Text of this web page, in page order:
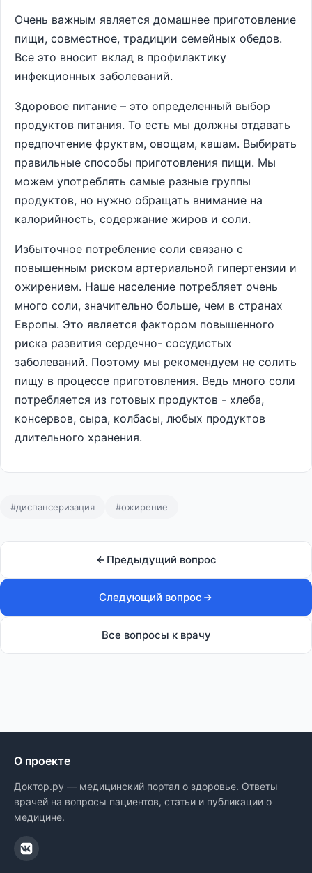
Очень важным является домашнее приготовление
пищи, совместное, традиции семейных обедов.
Все это вносит вклад в профилактику
инфекционных заболеваний.
Здоровое питание – это определенный выбор
продуктов питания. То есть мы должны отдавать
предпочтение фруктам, овощам, кашам. Выбирать
правильные способы приготовления пищи. Мы
можем употреблять самые разные группы
продуктов, но нужно обращать внимание на
калорийность, содержание жиров и соли.
Избыточное потребление соли связано с
повышенным риском артериальной гипертензии и
ожирением. Наше население потребляет очень
много соли, значительно больше, чем в странах
Европы. Это является фактором повышенного
риска развития сердечно- сосудистых
заболеваний. Поэтому мы рекомендуем не солить
пищу в процессе приготовления. Ведь много соли
потребляется из готовых продуктов - хлеба,
консервов, сыра, колбасы, любых продуктов
длительного хранения.
#диспансеризация #ожирение
Предыдущий вопрос
Следующий вопрос
Все вопросы к врачу
О проекте
Доктор.ру — медицинский портал о здоровье. Ответы
врачей на вопросы пациентов, статьи и публикации о
медицине.